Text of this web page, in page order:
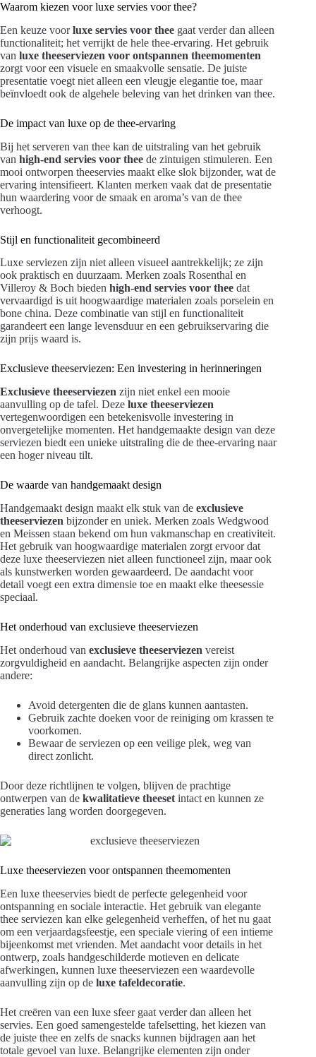
Waarom kiezen voor luxe servies voor thee?
Een keuze voorluxe servies voor thee gaat verder dan alleen
functionaliteit; het verrijkt de hele thee-ervaring. Het gebruik
van luxe theeserviezen voor ontspannen theemomenten
zorgt voor een visuele en smaakvolle sensatie. De juiste
presentatie voegt niet alleen een vleugje elegantie toe, maar
beïnvloedt ook de algehele beleving van het drinken van thee.
De impact van luxe op de thee-ervaring
Bij het serveren van thee kan de uitstraling van het gebruik
van high-end servies voor thee de zintuigen stimuleren. Een
mooi ontworpen theeservies maakt elke slok bijzonder, wat de
ervaring intensifieert. Klanten merken vaak dat de presentatie
hun waardering voor de smaak en aroma’s van de thee
verhoogt.
Stijl en functionaliteit gecombineerd
Luxe serviezen zijn niet alleen visueel aantrekkelijk; ze zijn
ook praktisch en duurzaam. Merken zoals Rosenthal en
Villeroy & Boch bieden high-end servies voor thee dat
vervaardigd is uit hoogwaardige materialen zoals porselein en
bone china. Deze combinatie van stijl en functionaliteit
garandeert een lange levensduur en een gebruikservaring die
zijn prijs waard is.
Exclusieve theeserviezen: Een investering in herinneringen
Exclusieve theeserviezen zijn niet enkel een mooie
aanvulling op de tafel. Deze luxe theeserviezen
vertegenwoordigen een betekenisvolle investering in
onvergetelijke momenten. Het handgemaakte design van deze
serviezen biedt een unieke uitstraling die de thee-ervaring naar
een hoger niveau tilt.
De waarde van handgemaakt design
Handgemaakt design maakt elk stuk van de exclusieve
theeserviezen bijzonder en uniek. Merken zoals Wedgwood
en Meissen staan bekend om hun vakmanschap en creativiteit.
Het gebruik van hoogwaardige materialen zorgt ervoor dat
deze luxe theeserviezen niet alleen functioneel zijn, maar ook
als kunstwerken worden gewaardeerd. De aandacht voor
detail voegt een extra dimensie toe en maakt elke theesessie
speciaal.
Het onderhoud van exclusieve theeserviezen
Het onderhoud van exclusieve theeserviezen vereist
zorgvuldigheid en aandacht. Belangrijke aspecten zijn onder
andere:
Avoid detergenten die de glans kunnen aantasten.
Gebruik zachte doeken voor de reiniging om krassen te
voorkomen.
Bewaar de serviezen op een veilige plek, weg van
direct zonlicht.
Door deze richtlijnen te volgen, blijven de prachtige
ontwerpen van de kwalitatieve theeset intact en kunnen ze
generaties lang worden doorgegeven.
Luxe theeserviezen voor ontspannen theemomenten
Een luxe theeservies biedt de perfecte gelegenheid voor
ontspanning en sociale interactie. Het gebruik van elegante
thee serviezen kan elke gelegenheid verheffen, of het nu gaat
om een verjaardagsfeestje, een speciale viering of een intieme
bijeenkomst met vrienden. Met aandacht voor details in het
ontwerp, zoals handgeschilderde motieven en delicate
afwerkingen, kunnen luxe theeserviezen een waardevolle
aanvulling zijn op de luxe tafeldecoratie.
Het creëren van een luxe sfeer gaat verder dan alleen het
servies. Een goed samengestelde tafelsetting, het kiezen van
de juiste thee en zelfs de snacks kunnen bijdragen aan het
totale gevoel van luxe. Belangrijke elementen zijn onder